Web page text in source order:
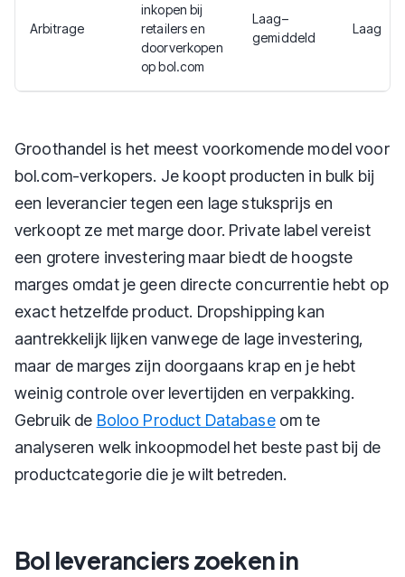
Arbitrage
inkopen bij
retailers en
doorverkopen
op bol.com
Laag–
gemiddeld
Laag
Groothandel is het meest voorkomende model voor
bol.com-verkopers. Je koopt producten in bulk bij
een leverancier tegen een lage stuksprijs en
verkoopt ze met marge door. Private label vereist
een grotere investering maar biedt de hoogste
marges omdat je geen directe concurrentie hebt op
exact hetzelfde product. Dropshipping kan
aantrekkelijk lijken vanwege de lage investering,
maar de marges zijn doorgaans krap en je hebt
weinig controle over levertijden en verpakking.
Gebruik de Boloo Product Databaseom te
analyseren welk inkoopmodel het beste past bij de
productcategorie die je wilt betreden.
Bol leveranciers zoeken in